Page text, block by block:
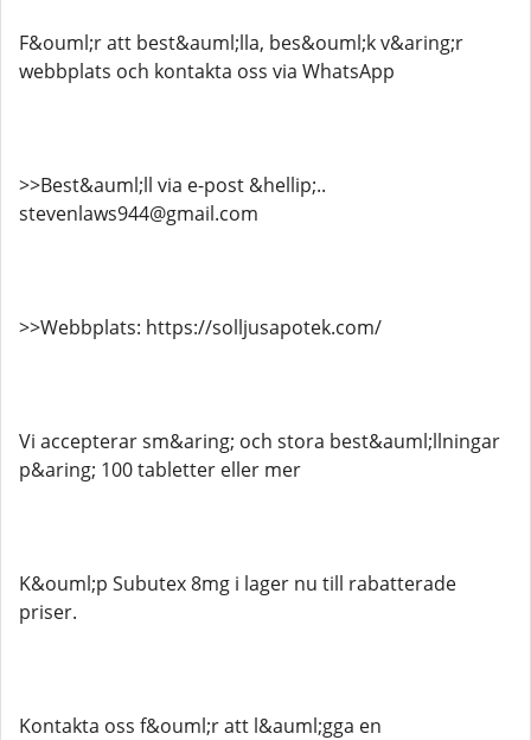
F&ouml;r att best&auml;lla, bes&ouml;k v&aring;r
webbplats och kontakta oss via WhatsApp
>>Best&auml;ll via e-post &hellip;..
stevenlaws944@gmail.com
>>Webbplats: https://solljusapotek.com/
Vi accepterar sm&aring; och stora best&auml;llningar
p&aring; 100 tabletter eller mer
K&ouml;p Subutex 8mg i lager nu till rabatterade
priser.
Kontakta oss f&ouml;r att l&auml;gga en